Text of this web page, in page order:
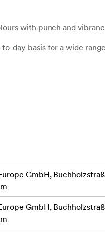
with punch and
day basis for a wide
GmbH,
GmbH,